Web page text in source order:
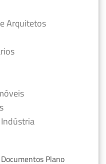
Arquitetos
Plano